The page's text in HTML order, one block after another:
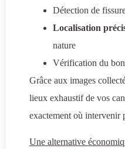
Détection de
Localisation
nature
Vérification du bon
Grâce aux images
lieux exhaustif de vos
exactement où intervenir
Une alternative